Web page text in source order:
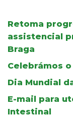
Retoma
assistencial
Braga
Celebrámos
Dia Mundial
E-mail para
Intestinal